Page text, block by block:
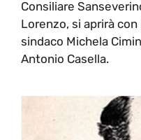
Consiliare
Lorenzo, si aprirà
sindaco Michela
Antonio Casella.